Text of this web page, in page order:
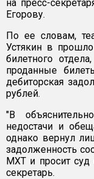
на пресс-
Егорову.
По ее словам,
Устякин в
билетного
проданные
дебиторская
рублей.
"В
недостачи и
однако вернул
задолженность
МХТ и просит суд
секретарь.